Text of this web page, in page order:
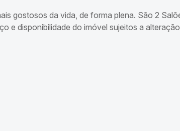
gostosos da vida, de forma plena. São 2
e disponibilidade do imóvel sujeitos a